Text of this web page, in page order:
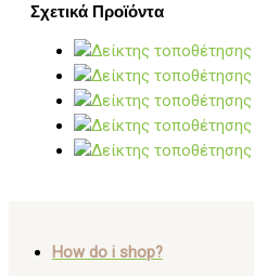
Σχετικά Προϊόντα
How do i shop?